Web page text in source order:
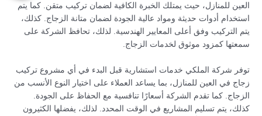
العين للمنازل، حيث يمتلك الخبرة الكافية لضمان تركيب متقن. كما يتم
استخدام أدوات حديثة ومواد عالية الجودة لضمان متانة الزجاج. كذلك،
يتم التركيب وفق أعلى المعايير الهندسية. لذلك، تحافظ الشركة على
سمعتها كمزود موثوق لخدمات الزجاج.
توفر شركة الملكي خدمات استشارية قبل البدء في أي مشروع تركيب
زجاج في العين للمنازل، بما يساعد العملاء على اختيار النوع الأنسب من
الزجاج. كما تقدم الشركة أسعارًا تنافسية مع الحفاظ على الجودة.
كذلك، يتم تسليم المشاريع في الوقت المحدد. لذلك، يفضلها الكثيرون